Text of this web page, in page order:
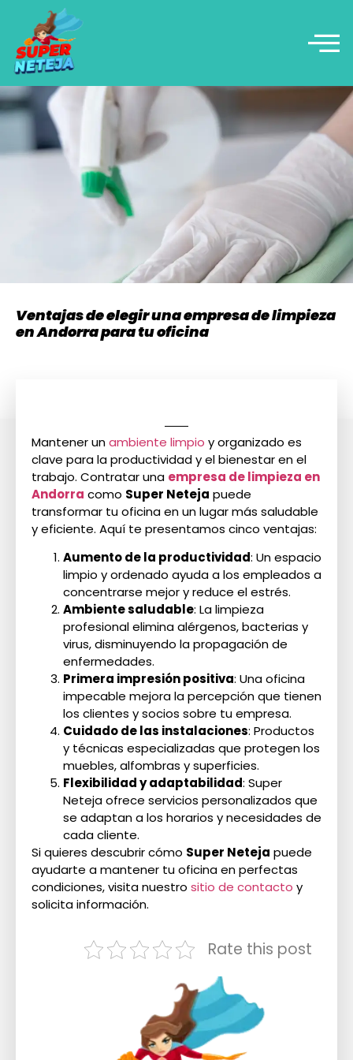
Ventajas de elegir una empresa de limpieza
en Andorra para tu oficina
Mantener unambiente limpio y organizado es
clave para la productividad y el bienestar en el
trabajo. Contratar una empresa de limpieza en
Andorra como Super Neteja puede
transformar tu oficina en un lugar más saludable
y eficiente. Aquí te presentamos cinco ventajas:
Aumento de la productividad: Un espacio
limpio y ordenado ayuda a los empleados a
concentrarse mejor y reduce el estrés.
Ambiente saludable: La limpieza
profesional elimina alérgenos, bacterias y
virus, disminuyendo la propagación de
enfermedades.
Primera impresión positiva: Una oficina
impecable mejora la percepción que tienen
los clientes y socios sobre tu empresa.
Cuidado de las instalaciones: Productos
y técnicas especializadas que protegen los
muebles, alfombras y superficies.
Flexibilidad y adaptabilidad: Super
Neteja ofrece servicios personalizados que
se adaptan a los horarios y necesidades de
cada cliente.
Si quieres descubrir cómo Super Neteja puede
ayudarte a mantener tu oficina en perfectas
condiciones, visita nuestro sitio de contacto y
solicita información.
Rate this post